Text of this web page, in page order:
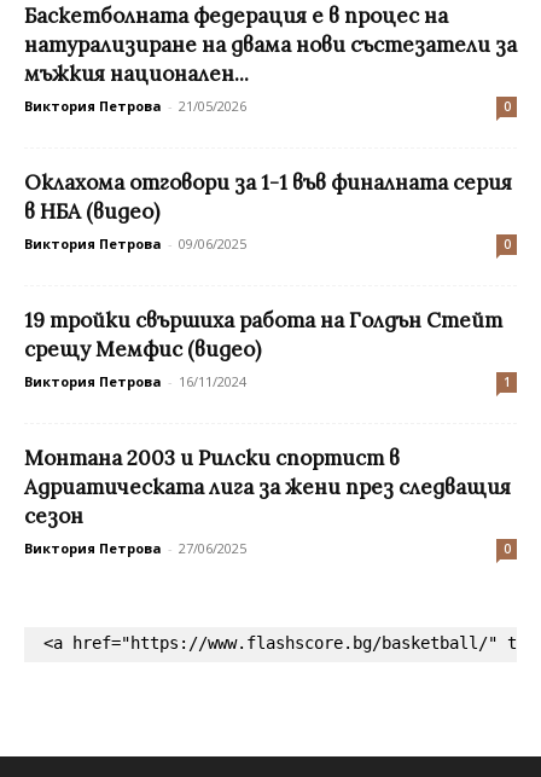
Баскетболната федерация е в процес на
натурализиране на двама нови състезатели за
мъжкия национален...
Виктория Петрова - 21/05/2026 0
Оклахома отговори за 1-1 във финалната серия
в НБА (видео)
Виктория Петрова - 09/06/2025 0
19 тройки свършиха работа на Голдън Стейт
срещу Мемфис (видео)
Виктория Петрова - 16/11/2024 1
Монтана 2003 и Рилски спортист в
Адриатическата лига за жени през следващия
сезон
Виктория Петрова - 27/06/2025 0
<a href="https://www.flashscore.bg/basketball/"